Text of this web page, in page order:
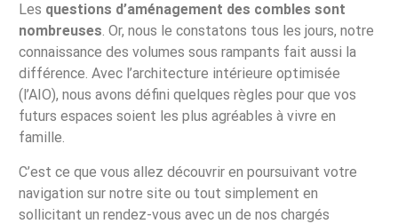
Les questions d’aménagement des combles sont
nombreuses. Or, nous le constatons tous les jours, notre
connaissance des volumes sous rampants fait aussi la
différence. Avec l’architecture intérieure optimisée
(l’AIO), nous avons défini quelques règles pour que vos
futurs espaces soient les plus agréables à vivre en
famille.
C’est ce que vous allez découvrir en poursuivant votre
navigation sur notre site ou tout simplement en
sollicitant un rendez-vous avec un de nos chargés